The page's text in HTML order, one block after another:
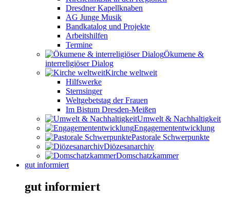
Dresdner Kapellknaben
AG Junge Musik
Bandkatalog und Projekte
Arbeitshilfen
Termine
Ökumene &
interreligiöser Dialog
Kirche weltweit
Hilfswerke
Sternsinger
Weltgebetstag der Frauen
Im Bistum Dresden-Meißen
Umwelt & Nachhaltigkeit
Engagemententwicklung
Pastorale Schwerpunkte
Diözesanarchiv
Domschatzkammer
gut informiert
gut informiert